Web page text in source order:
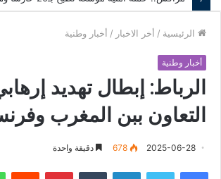
الرئيسية / أخر الاخبار / أخبار وطنية
أخبار وطنية
الرباط: إبطال تهديد
التعاون ببن المغرب
2025-06-28
678 دقيقة واحدة
فيسبوك لينكدإن بينتيريست